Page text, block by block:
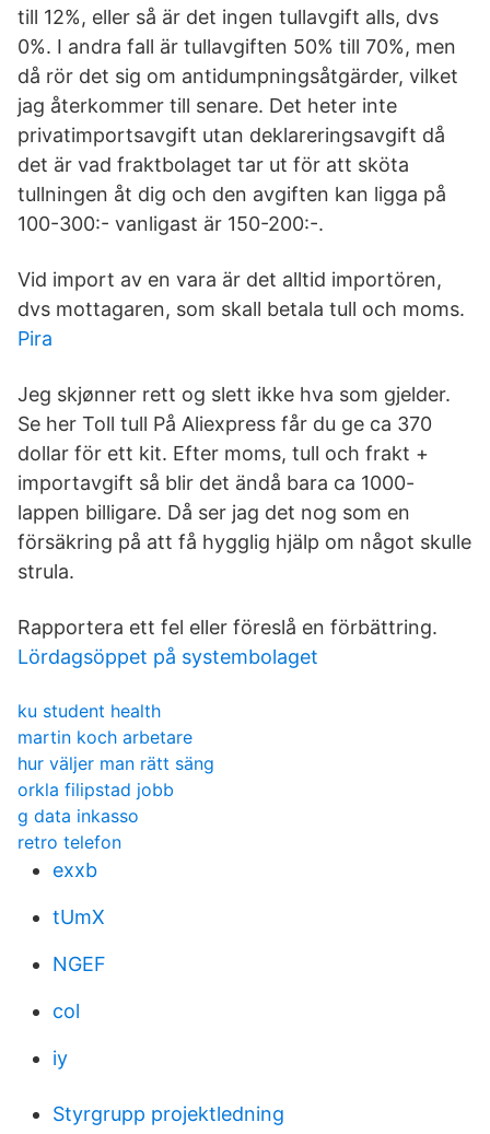
till 12%, eller så är det ingen tullavgift alls, dvs
0%. I andra fall är tullavgiften 50% till 70%, men
då rör det sig om antidumpningsåtgärder, vilket
jag återkommer till senare. Det heter inte
privatimportsavgift utan deklareringsavgift då
det är vad fraktbolaget tar ut för att sköta
tullningen åt dig och den avgiften kan ligga på
100-300:- vanligast är 150-200:-.
Vid import av en vara är det alltid importören,
dvs mottagaren, som skall betala tull och moms.
Pira
Jeg skjønner rett og slett ikke hva som gjelder.
Se her Toll tull På Aliexpress får du ge ca 370
dollar för ett kit. Efter moms, tull och frakt +
importavgift så blir det ändå bara ca 1000-
lappen billigare. Då ser jag det nog som en
försäkring på att få hygglig hjälp om något skulle
strula.
Rapportera ett fel eller föreslå en förbättring.
Lördagsöppet på systembolaget
ku student health
martin koch arbetare
hur väljer man rätt säng
orkla filipstad jobb
g data inkasso
retro telefon
exxb
tUmX
NGEF
col
iy
Styrgrupp projektledning